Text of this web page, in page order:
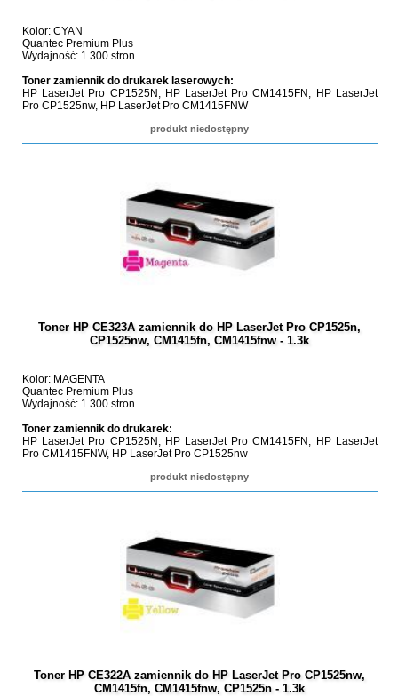
Kolor: CYAN
Quantec Premium Plus
Wydajność: 1 300 stron
Toner zamiennik do drukarek laserowych:
HP LaserJet Pro CP1525N, HP LaserJet Pro CM1415FN, HP LaserJet
Pro CP1525nw, HP LaserJet Pro CM1415FNW
produkt niedostępny
Toner HP CE323A zamiennik do HP LaserJet Pro CP1525n,
CP1525nw, CM1415fn, CM1415fnw - 1.3k
Kolor: MAGENTA
Quantec Premium Plus
Wydajność: 1 300 stron
Toner zamiennik do drukarek:
HP LaserJet Pro CP1525N, HP LaserJet Pro CM1415FN, HP LaserJet
Pro CM1415FNW, HP LaserJet Pro CP1525nw
produkt niedostępny
Toner HP CE322A zamiennik do HP LaserJet Pro CP1525nw,
CM1415fn, CM1415fnw, CP1525n - 1.3k